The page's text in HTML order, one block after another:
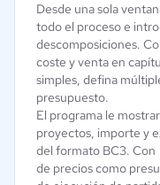
Desde una sola
todo el proceso e
descomposiciones.
coste y venta en
simples, defina
presupuesto.
El programa le
proyectos, importe y
del formato BC3. Con
de precios como